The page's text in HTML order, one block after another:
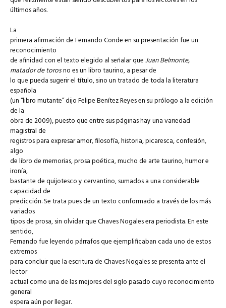
últimos años.
La
primera afirmación de Fernando Conde en su presentación fue un
reconocimiento
de afinidad con el texto elegido al señalar queJuan Belmonte,
matador de torosno es un libro taurino, a pesar de
lo que pueda sugerir el título, sino un tratado de toda la literatura
española
(un “libro mutante” dijo Felipe Benítez Reyes en su prólogo a la edición
de la
obra de 2009), puesto que entre sus páginas hay una variedad
magistral de
registros para expresar amor, filosofía, historia, picaresca, confesión,
algo
de libro de memorias, prosa poética, mucho de arte taurino, humor e
ironía,
bastante de quijotesco y cervantino, sumados a una considerable
capacidad de
predicción. Se trata pues de un texto conformado a través de los más
variados
tipos de prosa, sin olvidar que Chaves Nogales era periodista. En este
sentido,
Fernando fue leyendo párrafos que ejemplificaban cada uno de estos
extremos
para concluir que la escritura de Chaves Nogales se presenta ante el
lector
actual como una de las mejores del siglo pasado cuyo reconocimiento
general
espera aún por llegar.